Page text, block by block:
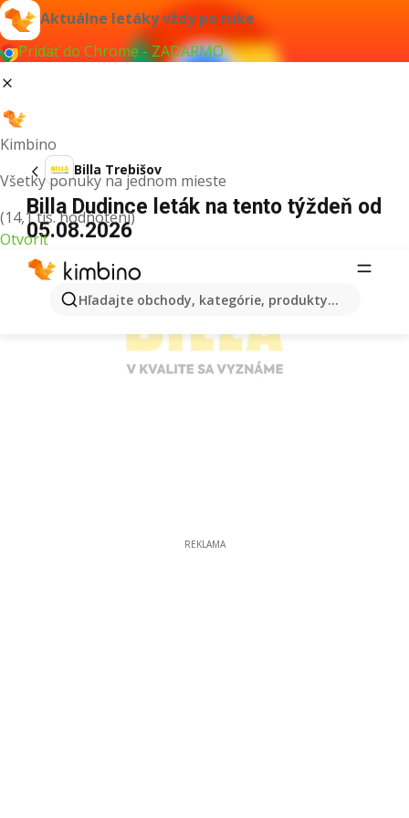
Aktuálne letáky vždy po ruke
Pridať do Chrome - ZADARMO
Kimbino
Všetky ponuky na jednom mieste
(14,1 tis. hodnotení)
Otvoriť
Hľadajte obchody, kategórie, produkty...
Billa Trebišov
Billa Dudince leták na tento týždeň od
05.08.2026
REKLAMA